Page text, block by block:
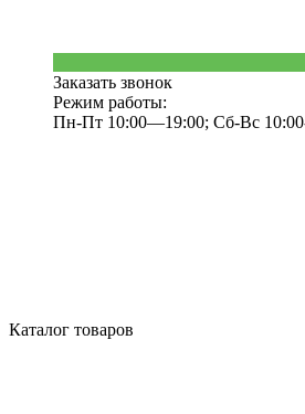
Заказать звонок
Режим работы:
Пн-Пт 10:00—19:00; Сб-Вс
Каталог товаров